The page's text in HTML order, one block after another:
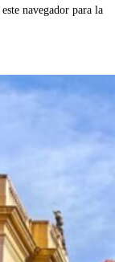
navegador para la